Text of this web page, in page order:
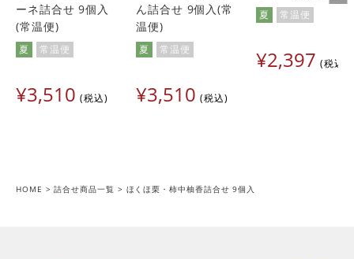
ーネ詰合せ 9個入
(常温便)
夏 常温便
¥3,510 税込
ん詰合せ 9個入(常
温便)
夏 常温便
¥3,510 税込
夏 常温便
¥2,397 税込
HOME 詰合せ商品一覧 ほくほ栗・柿中柚香詰合せ 9個入